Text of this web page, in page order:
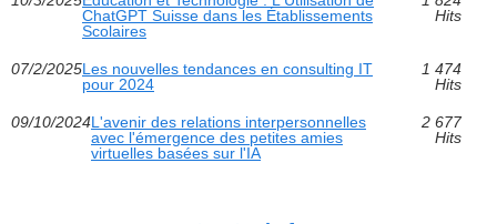
ChatGPT Suisse dans les Établissements
Scolaires
Hits
07/2/2025Les nouvelles tendances en consulting IT
pour 2024
1 474
Hits
09/10/2024L'avenir des relations interpersonnelles
avec l'émergence des petites amies
virtuelles basées sur l'IA
2 677
Hits